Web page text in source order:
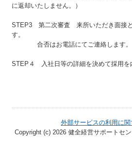
に返却いたしません。）
STEP3 第二次審査 来所いただき面接と
す。
合否はお電話にてご連絡します。
STEP４ 入社日等の詳細を決めて採用を
外部サービスの利用に
Copyright (c) 2026 健全経営サポートセ